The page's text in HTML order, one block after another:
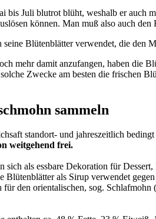
bis Juli blutrot blüht, weshalb er auch
können. Man muß also auch
Blütenblätter verwendet, die den
mehr damit anzufangen, haben die
Zwecke am besten die frischen
sammeln
standort- und jahreszeitlich
weitgehend frei.
als essbare Dekoration für Dessert,
als Sirup verwendet
für den orientalischen, sog.